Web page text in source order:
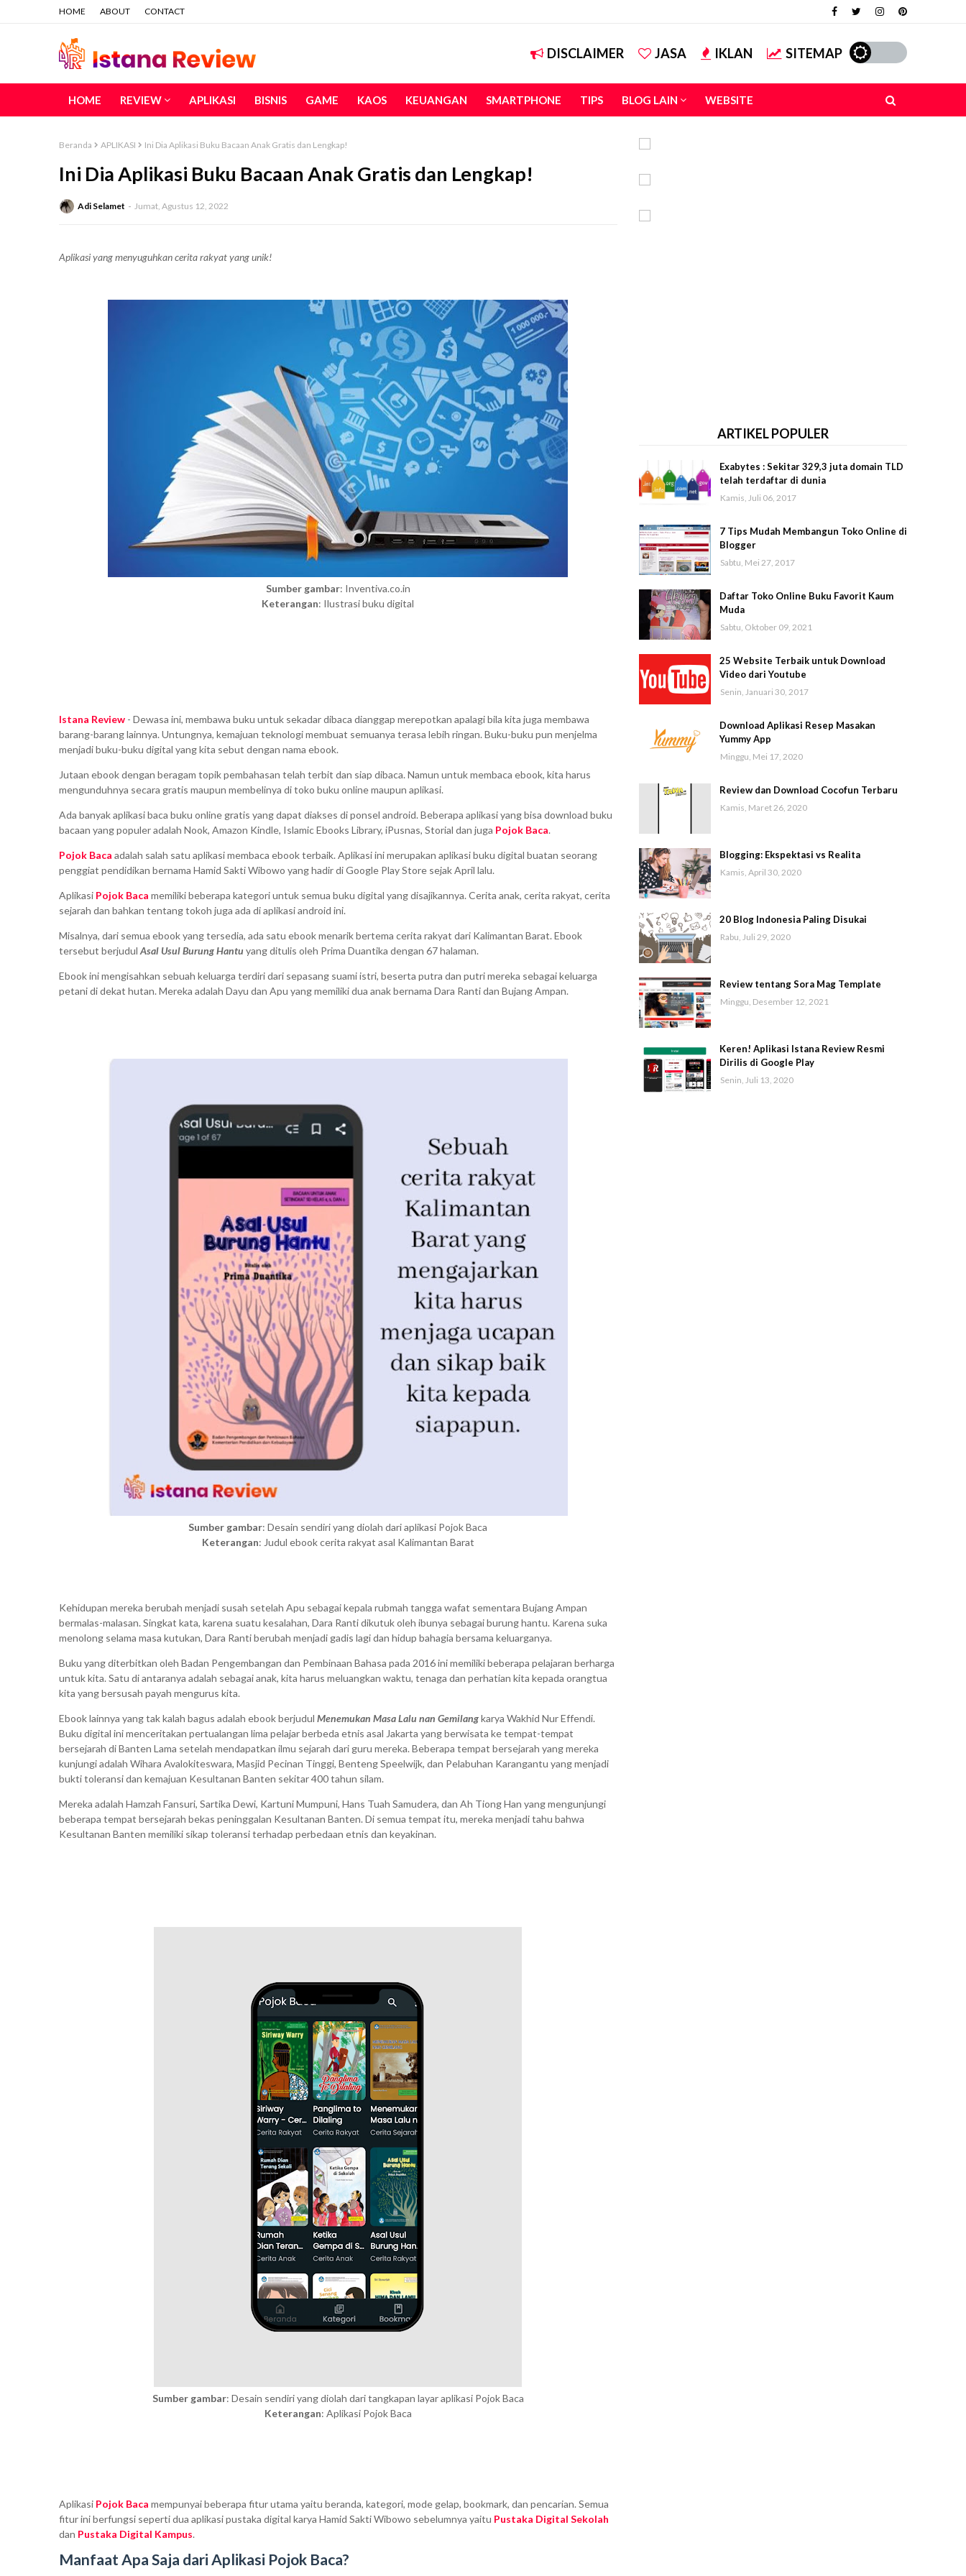
HOME ABOUT CONTACT
DISCLAIMER JASA IKLAN SITEMAP
HOME REVIEW APLIKASI BISNIS GAME KAOS KEUANGAN SMARTPHONE TIPS BLOG LAIN WEBSITE
Beranda APLIKASI Ini Dia Aplikasi Buku Bacaan Anak Gratis dan Lengkap!
Ini Dia Aplikasi Buku Bacaan Anak Gratis dan Lengkap!
Adi Selamet Jumat, Agustus 12, 2022
Aplikasi yang menyuguhkan cerita rakyat yang unik!
Sumber gambar: Inventiva.co.in
Keterangan: Ilustrasi buku digital
Istana Review - Dewasa ini, membawa buku untuk sekadar dibaca dianggap merepotkan apalagi bila kita juga membawa
barang-barang lainnya. Untungnya, kemajuan teknologi membuat semuanya terasa lebih ringan. Buku-buku pun menjelma
menjadi buku-buku digital yang kita sebut dengan nama ebook.
Jutaan ebook dengan beragam topik pembahasan telah terbit dan siap dibaca. Namun untuk membaca ebook, kita harus
mengunduhnya secara gratis maupun membelinya di toko buku online maupun aplikasi.
Ada banyak aplikasi baca buku online gratis yang dapat diakses di ponsel android. Beberapa aplikasi yang bisa download buku
bacaan yang populer adalah Nook, Amazon Kindle, Islamic Ebooks Library, iPusnas, Storial dan juga Pojok Baca.
Pojok Baca adalah salah satu aplikasi membaca ebook terbaik. Aplikasi ini merupakan aplikasi buku digital buatan seorang
penggiat pendidikan bernama Hamid Sakti Wibowo yang hadir di Google Play Store sejak April lalu.
Aplikasi Pojok Baca memiliki beberapa kategori untuk semua buku digital yang disajikannya. Cerita anak, cerita rakyat, cerita
sejarah dan bahkan tentang tokoh juga ada di aplikasi android ini.
Misalnya, dari semua ebook yang tersedia, ada satu ebook menarik bertema cerita rakyat dari Kalimantan Barat. Ebook
tersebut berjudulAsal Usul Burung Hantu yang ditulis oleh Prima Duantika dengan 67 halaman.
Ebook ini mengisahkan sebuah keluarga terdiri dari sepasang suami istri, beserta putra dan putri mereka sebagai keluarga
petani di dekat hutan. Mereka adalah Dayu dan Apu yang memiliki dua anak bernama Dara Ranti dan Bujang Ampan.
Sumber gambar: Desain sendiri yang diolah dari aplikasi Pojok Baca
Keterangan: Judul ebook cerita rakyat asal Kalimantan Barat
Kehidupan mereka berubah menjadi susah setelah Apu sebagai kepala rubmah tangga wafat sementara Bujang Ampan
bermalas-malasan. Singkat kata, karena suatu kesalahan, Dara Ranti dikutuk oleh ibunya sebagai burung hantu. Karena suka
menolong selama masa kutukan, Dara Ranti berubah menjadi gadis lagi dan hidup bahagia bersama keluarganya.
Buku yang diterbitkan oleh Badan Pengembangan dan Pembinaan Bahasa pada 2016 ini memiliki beberapa pelajaran berharga
untuk kita. Satu di antaranya adalah sebagai anak, kita harus meluangkan waktu, tenaga dan perhatian kita kepada orangtua
kita yang bersusah payah mengurus kita.
Ebook lainnya yang tak kalah bagus adalah ebook berjudul Menemukan Masa Lalu nan Gemilangkarya Wakhid Nur Effendi.
Buku digital ini menceritakan pertualangan lima pelajar berbeda etnis asal Jakarta yang berwisata ke tempat-tempat
bersejarah di Banten Lama setelah mendapatkan ilmu sejarah dari guru mereka. Beberapa tempat bersejarah yang mereka
kunjungi adalah Wihara Avalokiteswara, Masjid Pecinan Tinggi, Benteng Speelwijk, dan Pelabuhan Karangantu yang menjadi
bukti toleransi dan kemajuan Kesultanan Banten sekitar 400 tahun silam.
Mereka adalah Hamzah Fansuri, Sartika Dewi, Kartuni Mumpuni, Hans Tuah Samudera, dan Ah Tiong Han yang mengunjungi
beberapa tempat bersejarah bekas peninggalan Kesultanan Banten. Di semua tempat itu, mereka menjadi tahu bahwa
Kesultanan Banten memiliki sikap toleransi terhadap perbedaan etnis dan keyakinan.
Sumber gambar: Desain sendiri yang diolah dari tangkapan layar aplikasi Pojok Baca
Keterangan: Aplikasi Pojok Baca
Aplikasi Pojok Baca mempunyai beberapa fitur utama yaitu beranda, kategori, mode gelap, bookmark, dan pencarian. Semua
fitur ini berfungsi seperti dua aplikasi pustaka digital karya Hamid Sakti Wibowo sebelumnya yaitu Pustaka Digital Sekolah
dan Pustaka Digital Kampus.
Manfaat Apa Saja dari Aplikasi Pojok Baca?
ARTIKEL POPULER
Exabytes : Sekitar 329,3 juta domain TLD
telah terdaftar di dunia
Kamis, Juli 06, 2017
7 Tips Mudah Membangun Toko Online di
Blogger
Sabtu, Mei 27, 2017
Daftar Toko Online Buku Favorit Kaum
Muda
Sabtu, Oktober 09, 2021
25 Website Terbaik untuk Download
Video dari Youtube
Senin, Januari 30, 2017
Download Aplikasi Resep Masakan
Yummy App
Minggu, Mei 17, 2020
Review dan Download Cocofun Terbaru
Kamis, Maret 26, 2020
Blogging: Ekspektasi vs Realita
Kamis, April 30, 2020
20 Blog Indonesia Paling Disukai
Rabu, Juli 29, 2020
Review tentang Sora Mag Template
Minggu, Desember 12, 2021
Keren! Aplikasi Istana Review Resmi
Dirilis di Google Play
Senin, Juli 13, 2020